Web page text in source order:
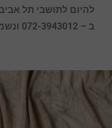
להיום לתושבי תל
ב – 072-3943012 ונשמח להיות שם בשבילך!